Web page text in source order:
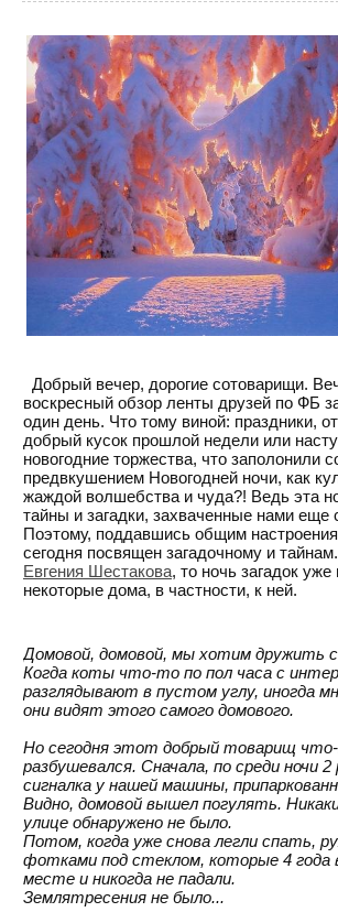
Добрый вечер, дорогие сотоварищи.
воскресный обзор ленты друзей по ФБ
один день. Что тому виной: праздники,
добрый кусок прошлой недели или
новогодние торжества, что заполонили
предвкушением Новогодней ночи, как
жаждой волшебства и чуда?! Ведь эта
тайны и загадки, захваченные нами еще
Поэтому, поддавшись общим
сегодня посвящен загадочному и
Евгения Шестакова, то ночь загадок
некоторые дома, в частности, к ней.
Домовой, домовой, мы хотим дружить
Когда коты что-то по пол часа с
разглядывают в пустом углу, иногда
они видят этого самого домового.
Но сегодня этот добрый товарищ
разбушевался. Сначала, по среди ночи 2
сигналка у нашей машины,
Видно, домовой вышел погулять.
улице обнаружено не было.
Потом, когда уже снова легли спать,
фотками под стеклом, которые 4 года
месте и никогда не падали.
Землятресения не было...